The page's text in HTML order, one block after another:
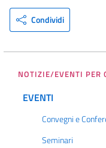
Condividi
NOTIZIE/EVENTI PER
EVENTI
Convegni e
Seminari